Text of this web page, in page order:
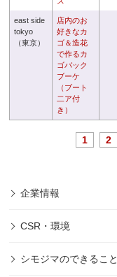
east side
tokyo
（東京）
店内のお
好きなカ
ゴ＆造花
で作るカ
ゴバック
ブーケ
（ブート
二ア付
き）
1 2
企業情報
CSR・環境
シモジマのできること